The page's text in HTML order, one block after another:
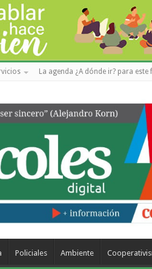
La agenda ¿A dónde ir? para este
Policiales Ambiente